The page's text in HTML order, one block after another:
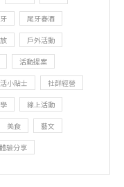
尾牙春酒
戶外活動
活動提案
小貼士 社群經營
線上活動
美食 藝文
體驗分享